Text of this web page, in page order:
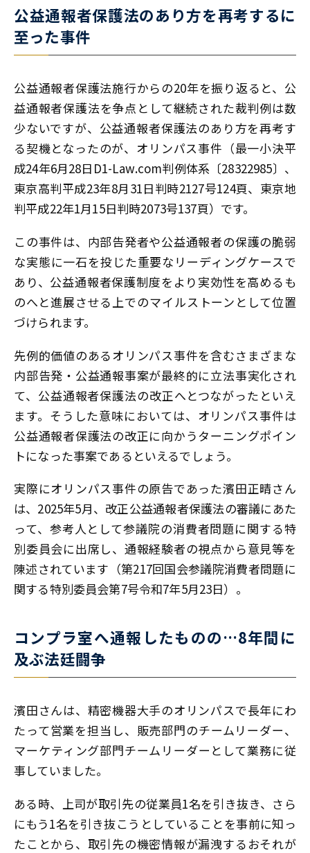
公益通報者保護法のあり方を再考するに
至った事件
公益通報者保護法施行からの20年を振り返ると、公
益通報者保護法を争点として継続された裁判例は数
少ないですが、公益通報者保護法のあり方を再考す
る契機となったのが、オリンパス事件（最一小決平
成24年6月28日D1-Law.com判例体系〔28322985〕、
東京高判平成23年8月31日判時2127号124頁、東京地
判平成22年1月15日判時2073号137頁）です。
この事件は、内部告発者や公益通報者の保護の脆弱
な実態に一石を投じた重要なリーディングケースで
あり、公益通報者保護制度をより実効性を高めるも
のへと進展させる上でのマイルストーンとして位置
づけられます。
先例的価値のあるオリンパス事件を含むさまざまな
内部告発・公益通報事案が最終的に立法事実化され
て、公益通報者保護法の改正へとつながったといえ
ます。そうした意味においては、オリンパス事件は
公益通報者保護法の改正に向かうターニングポイン
トになった事案であるといえるでしょう。
実際にオリンパス事件の原告であった濱田正晴さん
は、2025年5月、改正公益通報者保護法の審議にあた
って、参考人として参議院の消費者問題に関する特
別委員会に出席し、通報経験者の視点から意見等を
陳述されています（第217回国会参議院消費者問題に
関する特別委員会第7号令和7年5月23日）。
コンプラ室へ通報したものの…8年間に
及ぶ法廷闘争
濱田さんは、精密機器大手のオリンパスで長年にわ
たって営業を担当し、販売部門のチームリーダー、
マーケティング部門チームリーダーとして業務に従
事していました。
ある時、上司が取引先の従業員1名を引き抜き、さら
にもう1名を引き抜こうとしていることを事前に知っ
たことから、取引先の機密情報が漏洩するおそれが